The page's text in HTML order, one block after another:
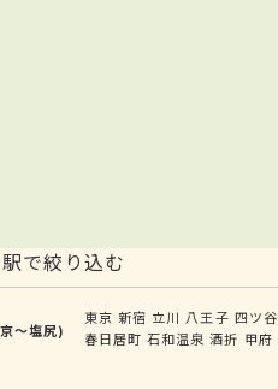
で絞り込む
～塩尻)
東京 新宿 立川 八王子 四ツ谷
春日居町 石和温泉 酒折 甲府